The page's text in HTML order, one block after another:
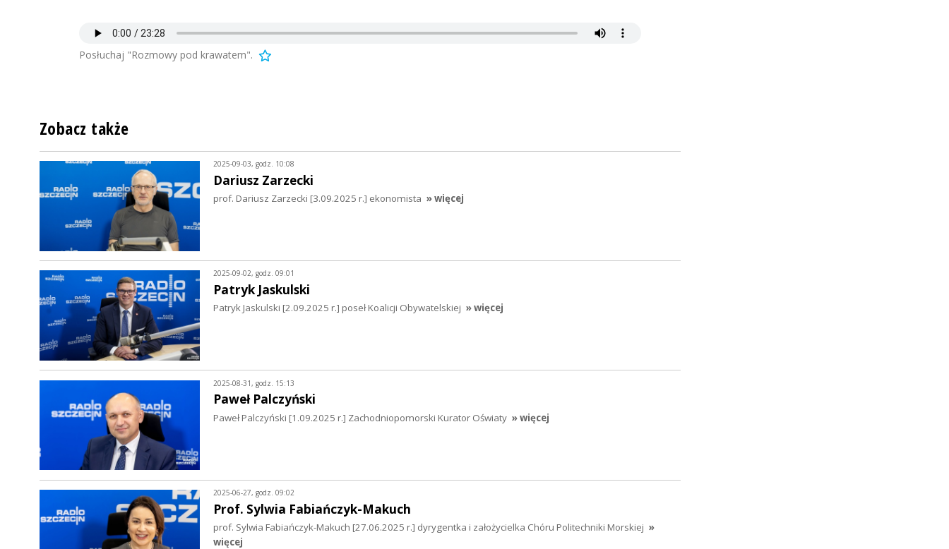
Posłuchaj "Rozmowy pod krawatem".
Zobacz także
2025-09-03, godz. 10:08
Dariusz Zarzecki
prof. Dariusz Zarzecki [3.09.2025 r.] ekonomista » więcej
2025-09-02, godz. 09:01
Patryk Jaskulski
Patryk Jaskulski [2.09.2025 r.] poseł Koalicji Obywatelskiej » więcej
2025-08-31, godz. 15:13
Paweł Palczyński
Paweł Palczyński [1.09.2025 r.] Zachodniopomorski Kurator Oświaty » więcej
2025-06-27, godz. 09:02
Prof. Sylwia Fabiańczyk-Makuch
prof. Sylwia Fabiańczyk-Makuch [27.06.2025 r.] dyrygentka i założycielka Chóru Politechniki Morskiej »
więcej